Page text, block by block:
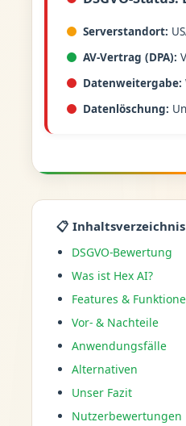
Serverstandort:
AV-Vertrag (DPA):
Datenweitergabe:
Datenlöschung:
📋 Inhaltsverzeichnis
DSGVO-Bewertung
Was ist Hex AI?
Features &
Vor- & Nachteile
Anwendungsfälle
Alternativen
Unser Fazit
Nutzerbewertungen